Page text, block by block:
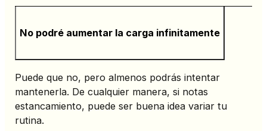
No podré aumentar la carga infinitamente
Puede que no, pero almenos podrás intentar
mantenerla. De cualquier manera, si notas
estancamiento, puede ser buena idea variar tu
rutina.